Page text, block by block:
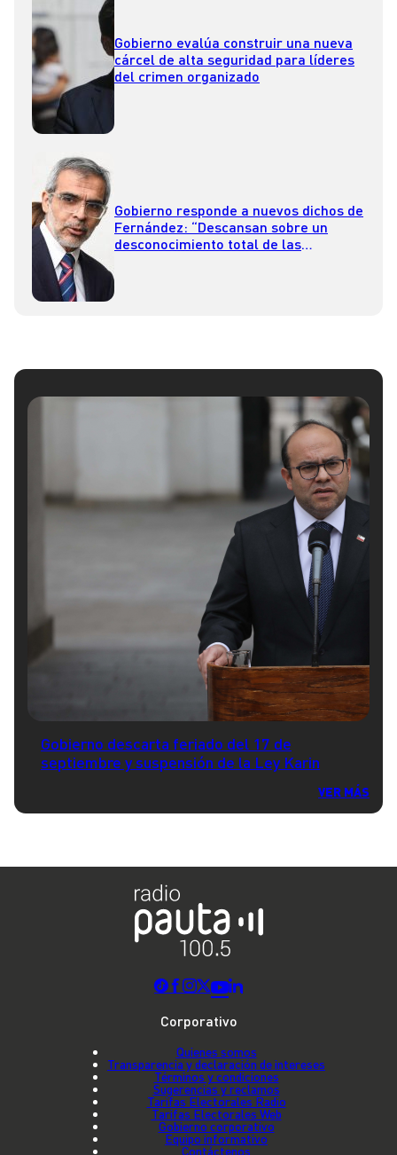
Gobierno evalúa construir una nueva
cárcel de alta seguridad para líderes
del crimen organizado
Gobierno responde a nuevos dichos de
Fernández: “Descansan sobre un
desconocimiento total de las
Gobierno descarta feriado del 17 de
septiembre y suspensión de la Ley Karin
VER MÁS
Corporativo
Quienes somos
Transparencia y declaración de intereses
Términos y condiciones
Sugerencias y reclamos
Tarifas Electorales Radio
Tarifas Electorales Web
Gobierno corporativo
Equipo informativo
Contáctenos